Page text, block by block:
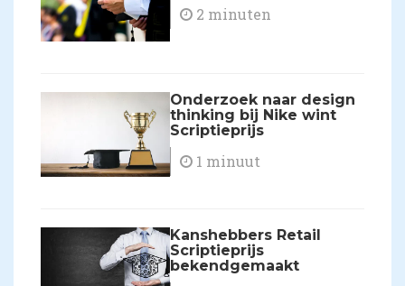
2 minuten
Onderzoek naar design
thinking bij Nike wint
Scriptieprijs
1 minuut
Kanshebbers Retail
Scriptieprijs
bekendgemaakt